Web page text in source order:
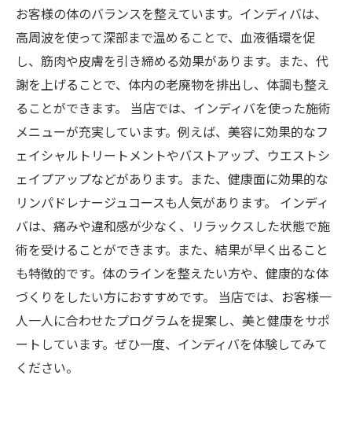
お客様の体のバランスを整えています。インディバは、
高周波を使って深部まで温めることで、血液循環を促
し、筋肉や皮膚を引き締める効果があります。また、代
謝を上げることで、体内の老廃物を排出し、体調も整え
ることができます。 当店では、インディバを使った施術
メニューが充実しています。例えば、美容に効果的なフ
ェイシャルトリートメントやバストアップ、ウエストシ
ェイプアップなどがあります。また、健康面に効果的な
リンパドレナージュコースも人気があります。 インディ
バは、痛みや違和感が少なく、リラックスした状態で施
術を受けることができます。また、結果が早く出ること
も特徴的です。体のラインを整えたい方や、健康的な体
づくりをしたい方におすすめです。 当店では、お客様一
人一人に合わせたプログラムを提案し、美と健康をサポ
ートしています。ぜひ一度、インディバを体験してみて
ください。